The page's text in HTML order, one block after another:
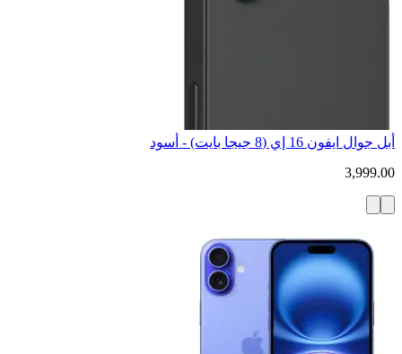
أبل جوال ايفون 16 إي (8 جيجا بايت) - أسود
3,999.00